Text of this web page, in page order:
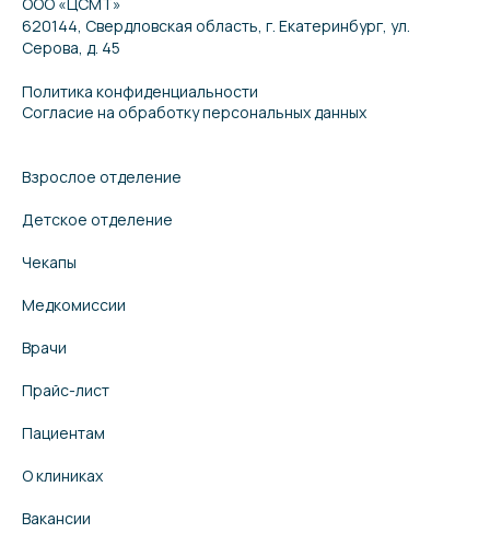
620144, Свердловская область, г. Екатеринбург, ул.
Серова, д. 45
Политика конфиденциальности
Согласие на обработку персональных данных
Взрослое отделение
Детское отделение
Чекапы
Медкомиссии
Врачи
Прайс-лист
Пациентам
О клиниках
Вакансии